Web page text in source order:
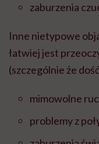
zaburzenia
Inne nietypowe
łatwiej jest
(szczególnie że dość
mimowolne
problemy z poł